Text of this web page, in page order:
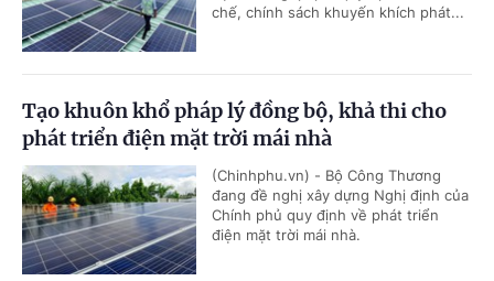
chế, chính sách khuyến khích phát...
Tạo khuôn khổ pháp lý đồng bộ, khả thi cho
phát triển điện mặt trời mái nhà
(Chinhphu.vn) - Bộ Công Thương
đang đề nghị xây dựng Nghị định của
Chính phủ quy định về phát triển
điện mặt trời mái nhà.